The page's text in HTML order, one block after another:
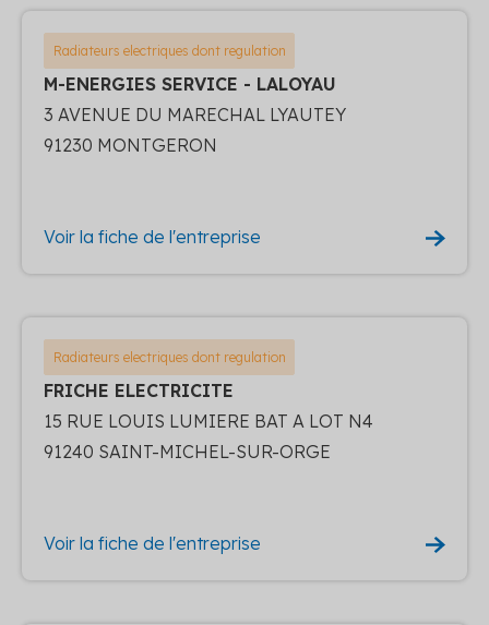
Radiateurs electriques dont regulation
M-ENERGIES SERVICE - LALOYAU
3 AVENUE DU MARECHAL LYAUTEY
91230 MONTGERON
Voir la fiche de l'entreprise
Radiateurs electriques dont regulation
FRICHE ELECTRICITE
15 RUE LOUIS LUMIERE BAT A LOT N4
91240 SAINT-MICHEL-SUR-ORGE
Voir la fiche de l'entreprise